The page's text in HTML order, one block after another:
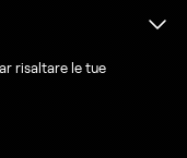
risaltare le tue